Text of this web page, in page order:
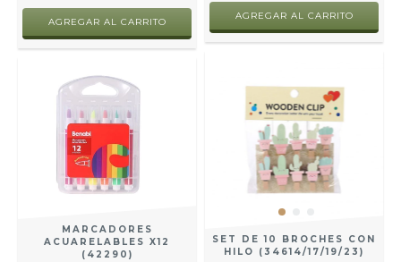
MARCADORES
ACUARELABLES X12
(42290)
SET DE 10 BROCHES CON
HILO (34614/17/19/23)